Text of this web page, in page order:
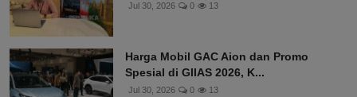
Jul 30, 2026 0 13
Harga Mobil GAC Aion dan Promo
Spesial di GIIAS 2026, K...
Jul 30, 2026 0 13